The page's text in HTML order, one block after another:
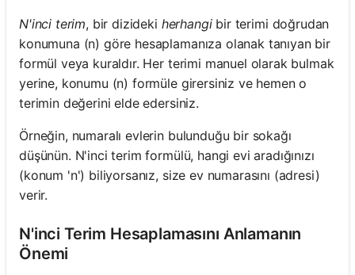
N'inci terim, bir dizideki herhangibir terimi doğrudan
konumuna (n) göre hesaplamanıza olanak tanıyan bir
formül veya kuraldır. Her terimi manuel olarak bulmak
yerine, konumu (n) formüle girersiniz ve hemen o
terimin değerini elde edersiniz.
Örneğin, numaralı evlerin bulunduğu bir sokağı
düşünün. N'inci terim formülü, hangi evi aradığınızı
(konum 'n') biliyorsanız, size ev numarasını (adresi)
verir.
N'inci Terim Hesaplamasını Anlamanın
Önemi